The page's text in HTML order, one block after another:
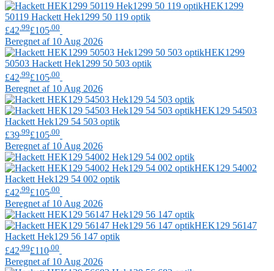
HEK1299
50119 Hackett Hek1299 50 119 optik
£42.99£105.00
Beregnet af 10 Aug 2026
HEK1299
50503 Hackett Hek1299 50 503 optik
£42 .99£105 .00
Beregnet af 10 Aug 2026
HEK129 54503
Hackett Hek129 54 503 optik
£39 .99£105 .00
Beregnet af 10 Aug 2026
HEK129 54002
Hackett Hek129 54 002 optik
£42.99£105.00
Beregnet af 10 Aug 2026
HEK129 56147
Hackett Hek129 56 147 optik
£42 .99£110 .00
Beregnet af 10 Aug 2026